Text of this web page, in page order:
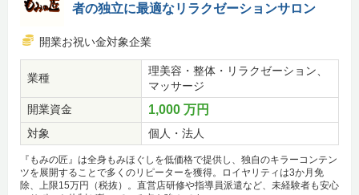
者の独立に最適なリラクゼーションサロン
開業お祝い金対象企業
業種
理美容・整体・リラクゼーション、
マッサージ
開業資金
1,000 万円
対象 個人・法人
『もみの匠』は全身もみほぐしを低価格で提供し、独自のキラーコンテン
ツを展開することで多くのリピーターを獲得。ロイヤリティは3か月免
除、上限15万円（税抜）。直営店研修や指導員派遣など、未経験者も安心